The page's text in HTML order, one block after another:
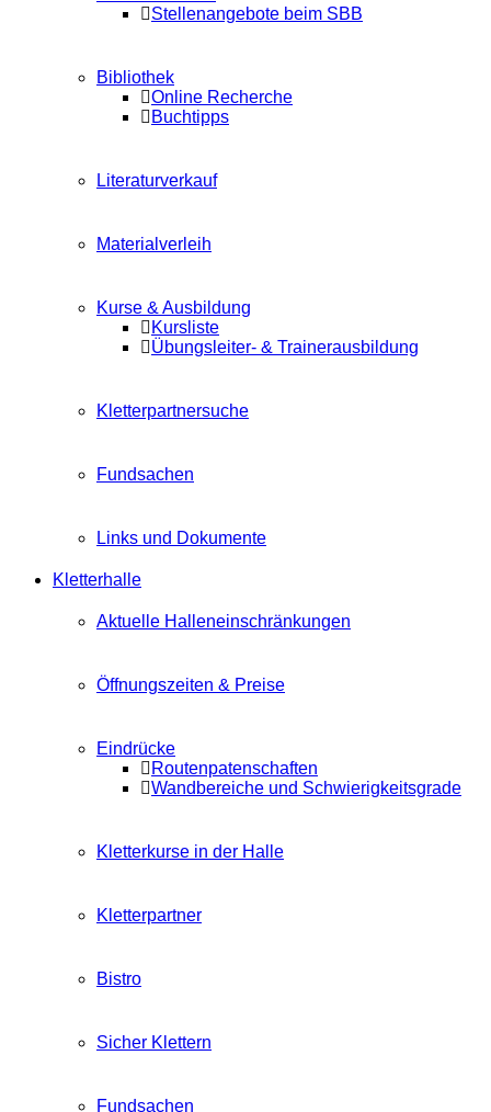
Stellenangebote beim SBB
Bibliothek
Online Recherche
Buchtipps
Literaturverkauf
Materialverleih
Kurse & Ausbildung
Kursliste
Übungsleiter- & Trainerausbildung
Kletterpartnersuche
Fundsachen
Links und Dokumente
Kletterhalle
Aktuelle Halleneinschränkungen
Öffnungszeiten & Preise
Eindrücke
Routenpatenschaften
Wandbereiche und Schwierigkeitsgrade
Kletterkurse in der Halle
Kletterpartner
Bistro
Sicher Klettern
Fundsachen